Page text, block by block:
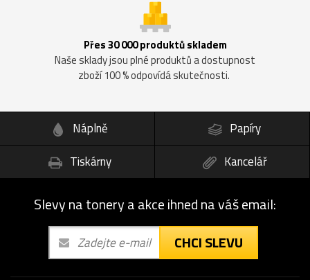
Přes 30 000 produktů skladem
Naše sklady jsou plné produktů a dostupnost
zboží 100 % odpovídá skutečnosti.
Náplně
Papíry
Tiskárny
Kancelář
Slevy na tonery a akce ihned na váš email:
CHCI SLEVU